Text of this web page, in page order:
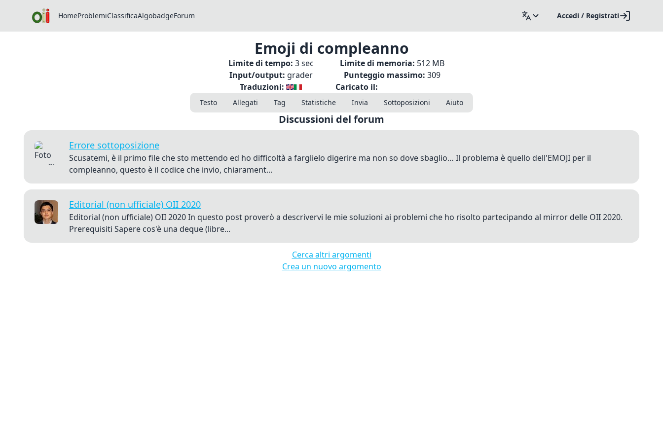
HomeProblemiClassificaAlgobadgeForum Accedi / Registrati
Emoji di compleanno
Limite di tempo: 3 sec Limite di memoria: 512 MB
Input/output: grader Punteggio massimo: 309
Traduzioni:
Caricato il:
Testo Allegati Tag Statistiche Invia Sottoposizioni Aiuto
Discussioni del forum
Errore sottoposizione
Scusatemi, è il primo file che sto mettendo ed ho difficoltà a farglielo digerire ma non so dove sbaglio… Il problema è quello dell'EMOJI per il
compleanno, questo è il codice che invio, chiarament...
Editorial (non ufficiale) OII 2020
Editorial (non ufficiale) OII 2020 In questo post proverò a descrivervi le mie soluzioni ai problemi che ho risolto partecipando al mirror delle OII 2020.
Prerequisiti Sapere cos'è una deque (libre...
Cerca altri argomenti
Crea un nuovo argomento